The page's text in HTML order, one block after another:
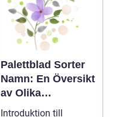
Palettblad Sorter
Namn: En Översikt
av Olika
Variationer och
Introduktion till